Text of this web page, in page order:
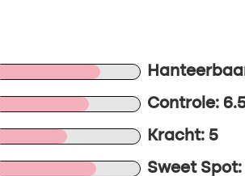
Controle:
Kracht: 5
Sweet Spot: